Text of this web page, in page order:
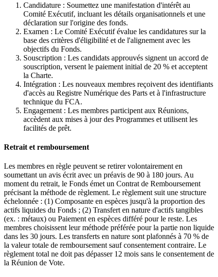
Candidature : Soumettez une manifestation d'intérêt au
Comité Exécutif, incluant les détails organisationnels et une
déclaration sur l'origine des fonds.
Examen : Le Comité Exécutif évalue les candidatures sur la
base des critères d'éligibilité et de l'alignement avec les
objectifs du Fonds.
Souscription : Les candidats approuvés signent un accord de
souscription, versent le paiement initial de 20 % et acceptent
la Charte.
Intégration : Les nouveaux membres reçoivent des identifiants
d'accès au Registre Numérique des Parts et à l'infrastructure
technique du FCA.
Engagement : Les membres participent aux Réunions,
accèdent aux mises à jour des Programmes et utilisent les
facilités de prêt.
Retrait et remboursement
Les membres en règle peuvent se retirer volontairement en
soumettant un avis écrit avec un préavis de 90 à 180 jours. Au
moment du retrait, le Fonds émet un Contrat de Remboursement
précisant la méthode de règlement. Le règlement suit une structure
échelonnée : (1) Composante en espèces jusqu'à la proportion des
actifs liquides du Fonds ; (2) Transfert en nature d'actifs tangibles
(ex. : métaux) ou Paiement en espèces différé pour le reste. Les
membres choisissent leur méthode préférée pour la partie non liquide
dans les 30 jours. Les transferts en nature sont plafonnés à 70 % de
la valeur totale de remboursement sauf consentement contraire. Le
règlement total ne doit pas dépasser 12 mois sans le consentement de
la Réunion de Vote.